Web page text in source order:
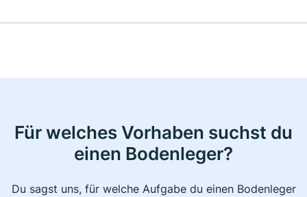
Für welches Vorhaben suchst du
einen Bodenleger?
Du sagst uns, für welche Aufgabe du einen Bodenleger